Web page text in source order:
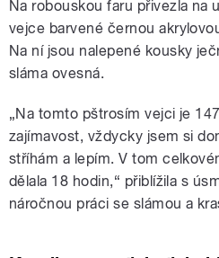
Na robouskou faru přivezla na
vejce barvené černou
Na ní jsou nalepené kousky
sláma ovesná.
„Na tomto pštrosím vejci je
zajímavost, vždycky jsem si
stříhám a lepím. V tom
dělala 18 hodin,“ přiblížila s
náročnou práci se slámou a